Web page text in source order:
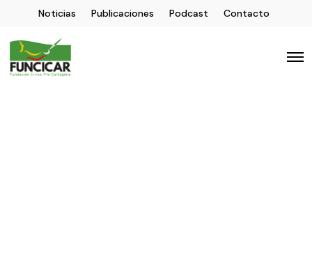
Noticias Publicaciones Podcast Contacto